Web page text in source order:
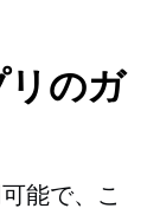
のガ
能で、こ